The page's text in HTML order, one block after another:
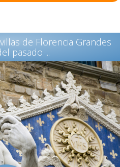
de Florencia Grandes
pasado ...